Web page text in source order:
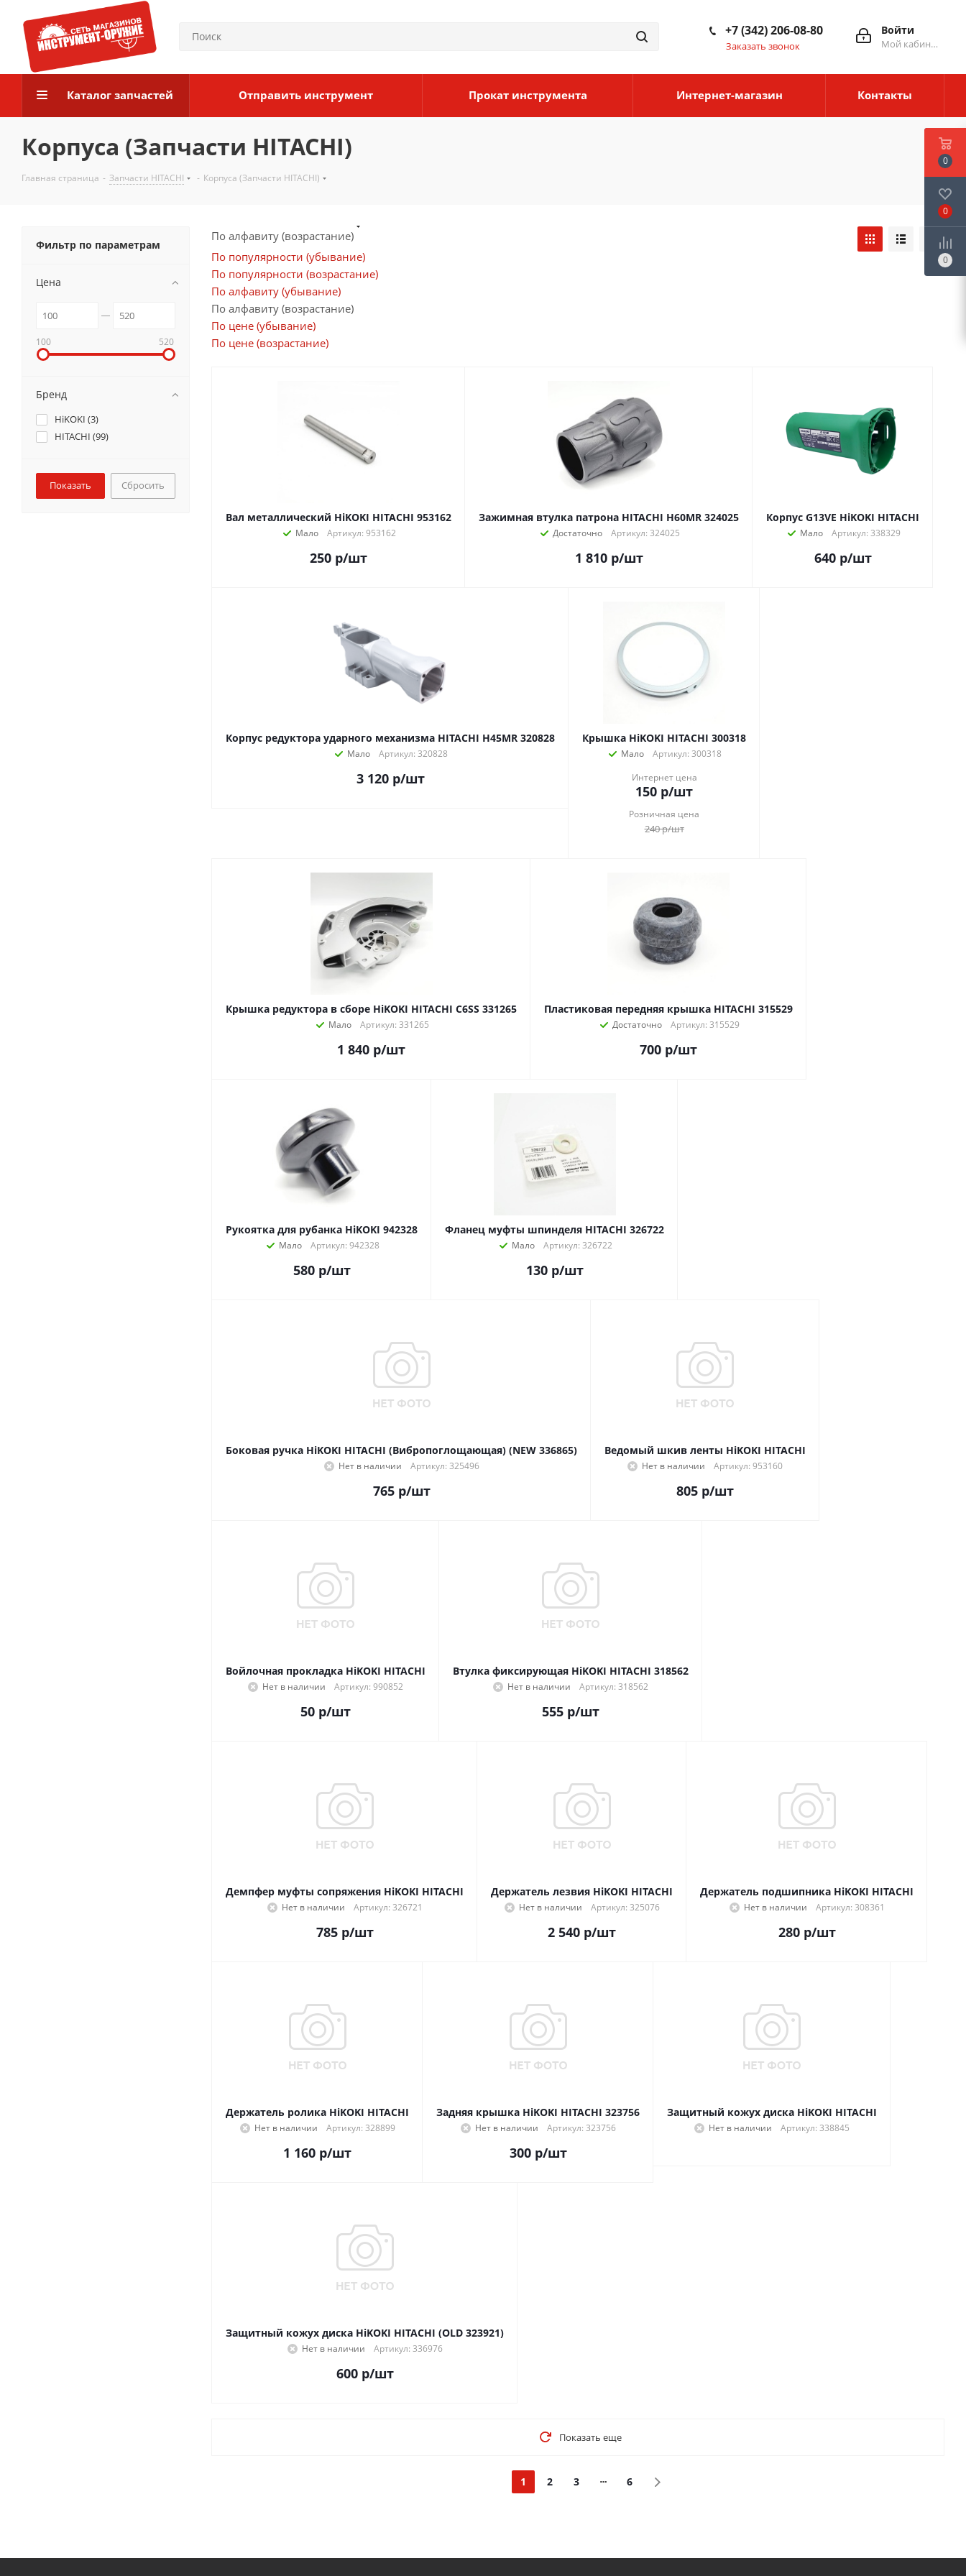
Войти
Мой кабинет
+7 (342) 206-08-80
Заказать звонок
Каталог запчастей Отправить инструмент Прокат инструмента Интернет-магазин Контакты
Корпуса (Запчасти HITACHI)
Главная страница - Запчасти HITACHI - Корпуса (Запчасти HITACHI)
По алфавиту (возрастание)
По популярности (убывание)
По популярности (возрастание)
По алфавиту (убывание)
По алфавиту (возрастание)
По цене (убывание)
По цене (возрастание)
Вал металлический HiKOKI HITACHI 953162
Мало Артикул: 953162
250 р/шт
Зажимная втулка патрона HITACHI H60MR 324025
Достаточно Артикул: 324025
1 810р/шт
Корпус G13VE HiKOKI HITACHI
Мало Артикул: 338329
640р/шт
Корпус редуктора ударного механизма HITACHI H45MR 320828
Мало Артикул: 320828
3 120р/шт
Крышка HiKOKI HITACHI 300318
Мало
Артикул: 300318
Интернет цена
150 р/шт
Розничная цена
240р/шт
Крышка редуктора в сборе HiKOKI HITACHI C6SS 331265
Мало Артикул: 331265
1 840 р/шт
Пластиковая передняя крышка HITACHI 315529
Достаточно Артикул: 315529
700 р/шт
Рукоятка для рубанка HiKOKI 942328
Мало Артикул: 942328
580р/шт
Фланец муфты шпинделя HITACHI 326722
Мало Артикул: 326722
130р/шт
Боковая ручка HiKOKI HITACHI (Вибропоглощающая) (NEW 336865)
Нет в наличии Артикул: 325496
765р/шт
Ведомый шкив ленты HiKOKI HITACHI
Нет в наличии Артикул: 953160
805 р/шт
Войлочная прокладка HiKOKI HITACHI
Нет в наличии Артикул: 990852
50 р/шт
Втулка фиксирующая HiKOKI HITACHI 318562
Нет в наличии Артикул: 318562
555 р/шт
Демпфер муфты сопряжения HiKOKI HITACHI
Нет в наличии Артикул: 326721
785р/шт
Держатель лезвия HiKOKI HITACHI
Нет в наличии Артикул: 325076
2 540 р/шт
Держатель подшипника HiKOKI HITACHI
Нет в наличии Артикул: 308361
280р/шт
Держатель ролика HiKOKI HITACHI
Нет в наличии Артикул: 328899
1 160 р/шт
Задняя крышка HiKOKI HITACHI 323756
Нет в наличии Артикул: 323756
300р/шт
Защитный кожух диска HiKOKI HITACHI
Нет в наличии Артикул: 338845
Защитный кожух диска HiKOKI HITACHI (OLD 323921)
Нет в наличии Артикул: 336976
600р/шт
Показать еще
1 2 3 6
Фильтр по параметрам
Цена
100 520
Бренд
HiKOKI (3)
HITACHI (99)
Сбросить
0
0
0